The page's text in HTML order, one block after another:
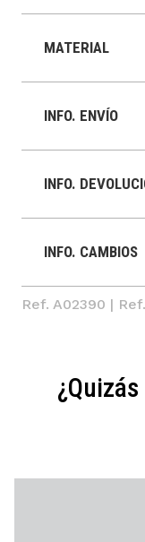
MATERIAL
INFO. ENVÍO
INFO.
INFO. CAMBIOS
Ref. A02390 |